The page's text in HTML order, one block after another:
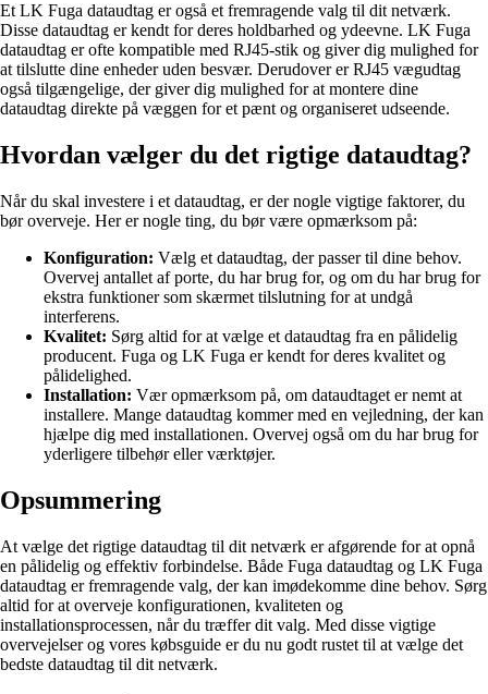
Et LK Fuga dataudtag er også et fremragende valg til dit netværk.
Disse dataudtag er kendt for deres holdbarhed og ydeevne. LK Fuga
dataudtag er ofte kompatible med RJ45-stik og giver dig mulighed for
at tilslutte dine enheder uden besvær. Derudover er RJ45 vægudtag
også tilgængelige, der giver dig mulighed for at montere dine
dataudtag direkte på væggen for et pænt og organiseret udseende.
Hvordan vælger du det rigtige dataudtag?
Når du skal investere i et dataudtag, er der nogle vigtige faktorer, du
bør overveje. Her er nogle ting, du bør være opmærksom på:
Konfiguration: Vælg et dataudtag, der passer til dine behov.
Overvej antallet af porte, du har brug for, og om du har brug for
ekstra funktioner som skærmet tilslutning for at undgå
interferens.
Kvalitet: Sørg altid for at vælge et dataudtag fra en pålidelig
producent. Fuga og LK Fuga er kendt for deres kvalitet og
pålidelighed.
Installation: Vær opmærksom på, om dataudtaget er nemt at
installere. Mange dataudtag kommer med en vejledning, der kan
hjælpe dig med installationen. Overvej også om du har brug for
yderligere tilbehør eller værktøjer.
Opsummering
At vælge det rigtige dataudtag til dit netværk er afgørende for at opnå
en pålidelig og effektiv forbindelse. Både Fuga dataudtag og LK Fuga
dataudtag er fremragende valg, der kan imødekomme dine behov. Sørg
altid for at overveje konfigurationen, kvaliteten og
installationsprocessen, når du træffer dit valg. Med disse vigtige
overvejelser og vores købsguide er du nu godt rustet til at vælge det
bedste dataudtag til dit netværk.